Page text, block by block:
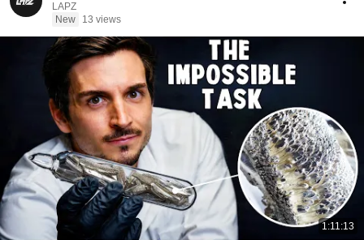
LAPZ
New
13 views
1:11:13